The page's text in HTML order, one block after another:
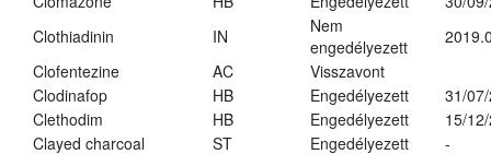
Clothiadinin
IN
Nem
engedélyezett
Clofentezine
AC
Visszavont
Clodinafop
HB Engedélyezett
31/
Clethodim
HB Engedélyezett
15/
Clayed charcoal
ST Engedélyezett
-